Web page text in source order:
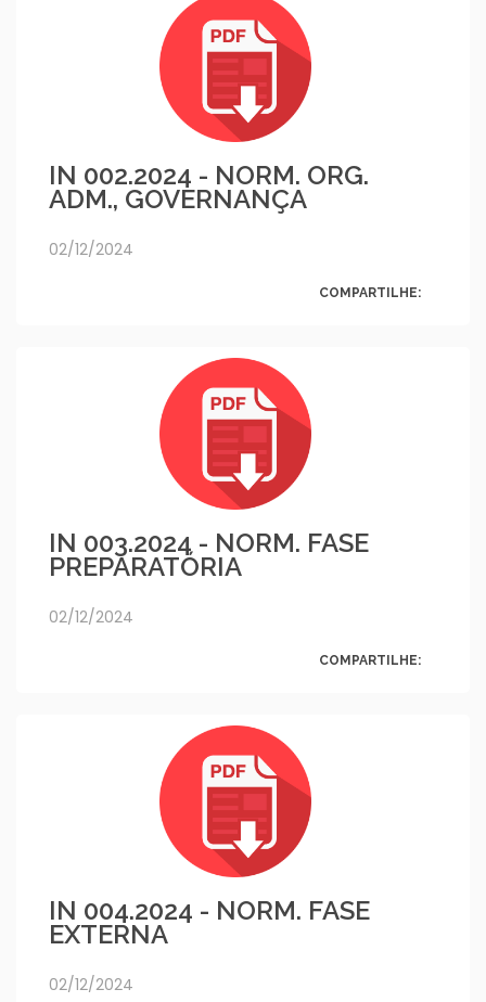
IN 002.2024 - NORM. ORG.
ADM., GOVERNANÇA
02/12/2024
COMPARTILHE:
IN 003.2024 - NORM. FASE
PREPARATÓRIA
02/12/2024
COMPARTILHE:
IN 004.2024 - NORM. FASE
EXTERNA
02/12/2024